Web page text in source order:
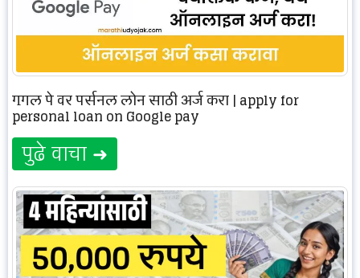
गुगल पे वर पर्सनल लोन साठी अर्ज करा | apply for
personal loan on Google pay
पुढे वाचा ➜